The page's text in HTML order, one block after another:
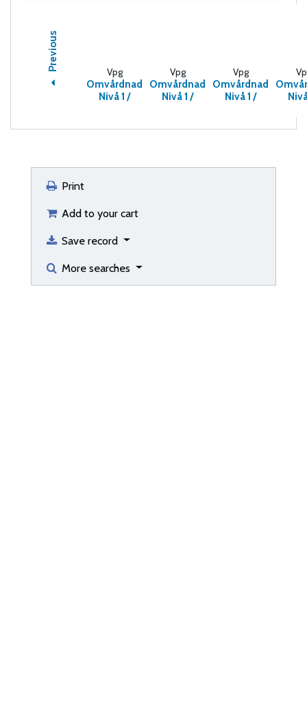
Previous Vpg
Omvårdnad
Nivå 1 /
Vpg
Omvårdnad
Nivå 1 /
Vpg
Omvårdnad
Nivå 1 /
Print
Add to your cart
Save record
More searches